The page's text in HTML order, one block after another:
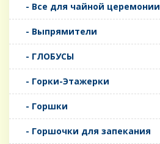
- Все для чайной церемонии
- Выпрямители
- ГЛОБУСЫ
- Горки-Этажерки
- Горшки
- Горшочки для запекания